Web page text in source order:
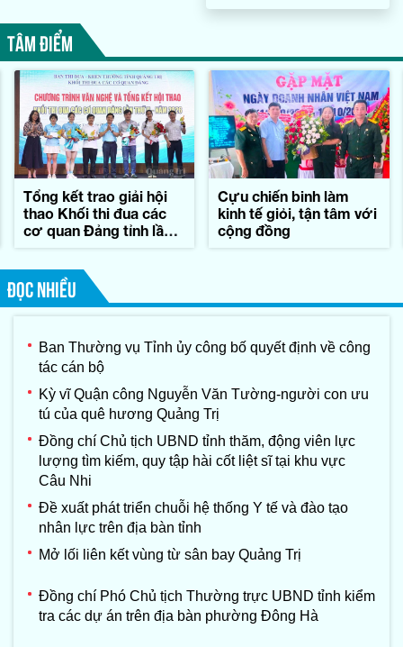
TÂM ĐIỂM
Tổng kết trao giải hội
thao Khối thi đua các
cơ quan Đảng tỉnh lần
Cựu chiến binh làm
kinh tế giỏi, tận tâm với
cộng đồng
ĐỌC NHIỀU
Ban Thường vụ Tỉnh ủy công bố quyết định về công
tác cán bộ
Kỳ vĩ Quận công Nguyễn Văn Tường-người con ưu
tú của quê hương Quảng Trị
Đồng chí Chủ tịch UBND tỉnh thăm, động viên lực
lượng tìm kiếm, quy tập hài cốt liệt sĩ tại khu vực
Câu Nhi
Đề xuất phát triển chuỗi hệ thống Y tế và đào tạo
nhân lực trên địa bàn tỉnh
Mở lối liên kết vùng từ sân bay Quảng Trị
Đồng chí Phó Chủ tịch Thường trực UBND tỉnh kiểm
tra các dự án trên địa bàn phường Đông Hà